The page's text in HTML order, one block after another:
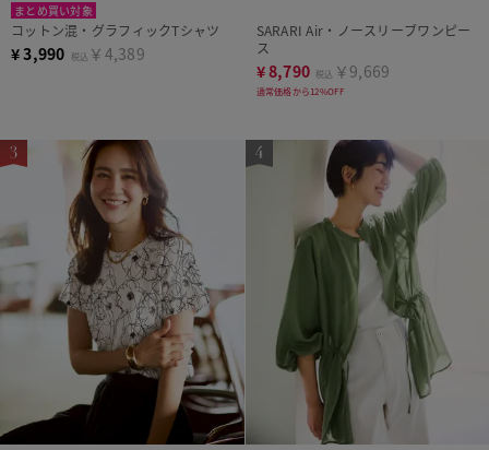
まとめ買い対象
コットン混・グラフィックTシャツ
¥3,990 税込 ￥4,389
SARARI Air・ノースリーブワンピー
ス
¥8,790 税込 ￥9,669
通常価格から12%OFF